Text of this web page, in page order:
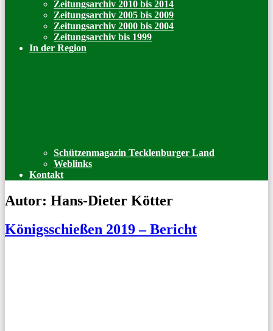
Zeitungsarchiv 2010 bis 2014
Zeitungsarchiv 2005 bis 2009
Zeitungsarchiv 2000 bis 2004
Zeitungsarchiv bis 1999
In der Region
Schützenmagazin Tecklenburger Land
Weblinks
Kontakt
Autor: Hans-Dieter Kötter
Königsschießen 2019 – Bericht